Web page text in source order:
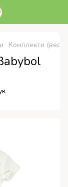
Комплекти